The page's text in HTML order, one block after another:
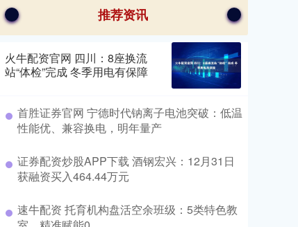
推荐资讯
火牛配资官网 四川：8座换流
站“体检”完成 冬季用电有保障
首胜证券官网 宁德时代钠离子电池突破：低温
性能优、兼容换电，明年量产
证券配资炒股APP下载 酒钢宏兴：12月31日
获融资买入464.44万元
速牛配资 托育机构盘活空余班级：5类特色教